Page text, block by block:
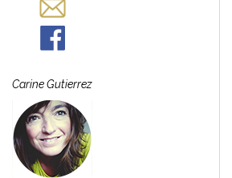
CarineGutierrez